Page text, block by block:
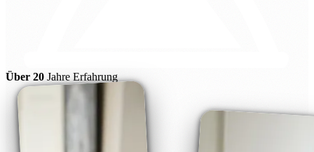
Über 20 Jahre Erfahrung